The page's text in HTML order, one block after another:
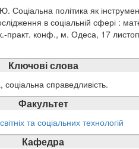
Соціальна політика як
в соціальній сфері :
практ. конф., м. Одеса, 17
Ключові слова
соціальна справедливість.
Факультет
та соціальних технологій
Кафедра